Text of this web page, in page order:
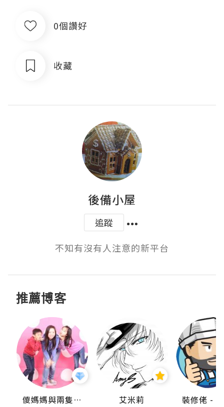
0個讚好
收藏
後備小屋
追蹤
不知有沒有人注意的新平台
推薦博客
儍媽媽與兩隻小魔怪之家 艾米莉